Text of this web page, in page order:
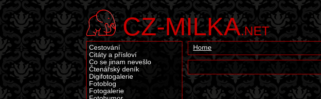
CZ-MILKA.NET
Home
Cestování
Citáty a přísloví
Co se jinam nevešlo
Čtenářský deník
Digifotogalerie
Fotoblog
Fotogalerie